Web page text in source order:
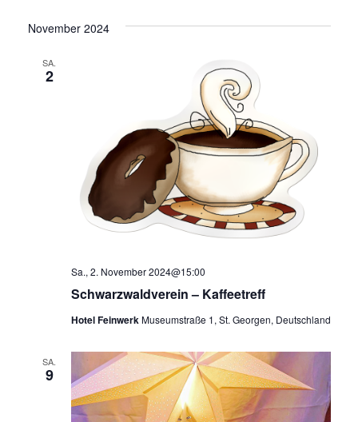
November 2024
SA.
2
Schwarzwaldverein – Kaffeetreff
Sa., 2. November 2024@15:00
Hotel FeinwerkMuseumstraße 1, St. Georgen, Deutschland
SA.
9